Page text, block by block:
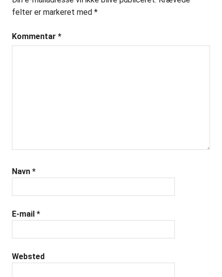
felter er markeret med *
Kommentar *
Navn *
E-mail *
Websted